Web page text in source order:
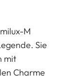
M
Sie
mit
Charme